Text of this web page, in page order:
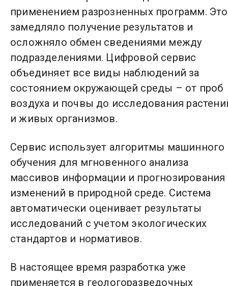
применением разрозненных программ. Это
замедляло получение результатов и
осложняло обмен сведениями между
подразделениями. Цифровой сервис
объединяет все виды наблюдений за
состоянием окружающей среды – от проб
воздуха и почвы до исследования
и живых организмов.
Сервис использует алгоритмы машинного
обучения для мгновенного анализа
массивов информации и прогнозирования
изменений в природной среде. Система
автоматически оценивает результаты
исследований с учетом экологических
стандартов и нормативов.
В настоящее время разработка уже
применяется в геологоразведочных